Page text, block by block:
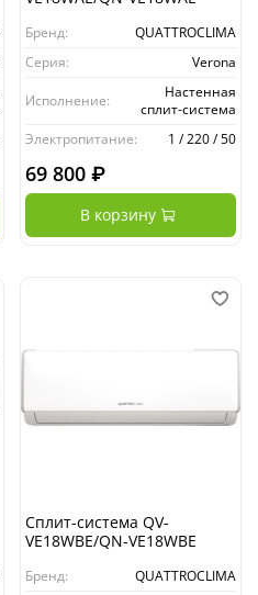
Бренд:
QUATTROCLIMA
Серия:
Verona
Исполнение:
Настенная
сплит-система
Электропитание:
1 / 220 / 50
69 800 ₽
В корзину
Сплит-система QV-
VE18WBE/QN-VE18WBE
Бренд:
QUATTROCLIMA